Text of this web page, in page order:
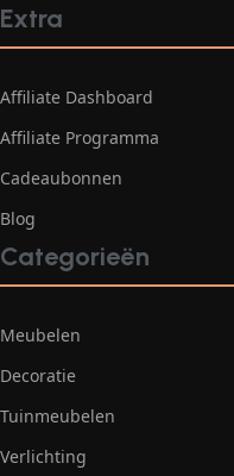
Extra
Affiliate Dashboard
Affiliate Programma
Cadeaubonnen
Blog
Categorieën
Meubelen
Decoratie
Tuinmeubelen
Verlichting